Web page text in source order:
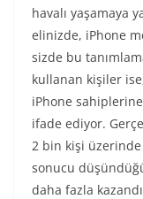
havalı yaşamaya
elinizde, iPhone
sizde bu
kullanan kişiler
iPhone
ifade ediyor.
2 bin kişi üzerinde
sonucu
daha fazla